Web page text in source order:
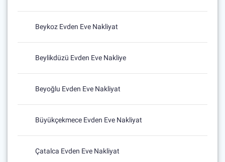
Beykoz Evden Eve Nakliyat
Beylikdüzü Evden Eve Nakliye
Beyoğlu Evden Eve Nakliyat
Büyükçekmece Evden Eve Nakliyat
Çatalca Evden Eve Nakliyat